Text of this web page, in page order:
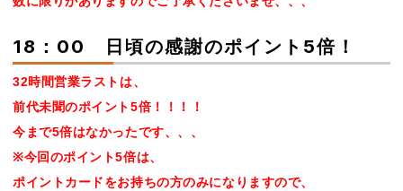
18：00 日頃の感謝のポイント5倍！
32時間営業ラストは、
前代未聞のポイント5倍！！！！
今まで5倍はなかったです、、、
※今回のポイント5倍は、
ポイントカードをお持ちの方のみになりますので、